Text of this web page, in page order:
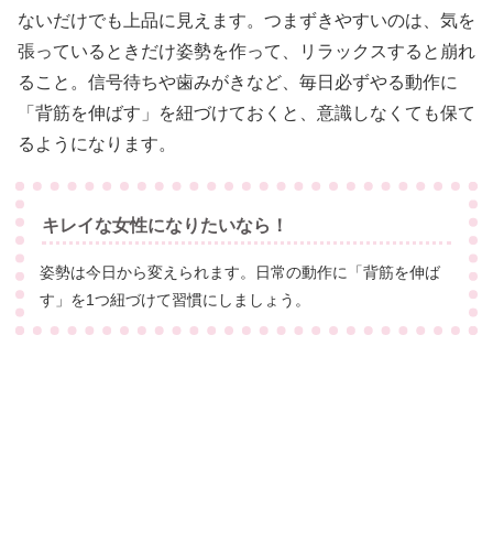
ないだけでも上品に見えます。つまずきやすいのは、気を
張っているときだけ姿勢を作って、リラックスすると崩れ
ること。信号待ちや歯みがきなど、毎日必ずやる動作に
「背筋を伸ばす」を紐づけておくと、意識しなくても保て
るようになります。
キレイな女性になりたいなら！
姿勢は今日から変えられます。日常の動作に「背筋を伸ば
す」を1つ紐づけて習慣にしましょう。